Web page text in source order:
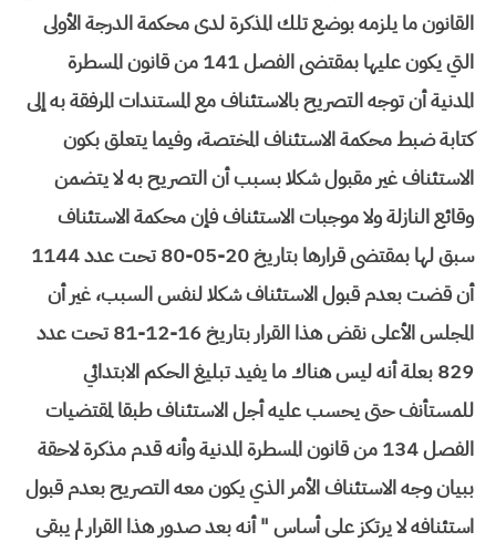
القانون ما يلزمه بوضع تلك المذكرة لدى محكمة الدرجة الأولى
التي يكون عليها بمقتضى الفصل 141 من قانون المسطرة
المدنية أن توجه التصريح بالاستئناف مع المستندات المرفقة به إلى
كتابة ضبط محكمة الاستئناف المختصة، وفيما يتعلق بكون
الاستئناف غير مقبول شكلا بسبب أن التصريح به لا يتضمن
وقائع النازلة ولا موجبات الاستئناف فإن محكمة الاستئناف
سبق لها بمقتضى قرارها بتاريخ 20-05-80 تحت عدد 1144
أن قضت بعدم قبول الاستئناف شكلا لنفس السبب، غير أن
المجلس الأعلى نقض هذا القرار بتاريخ 16-12-81 تحت عدد
829 بعلة أنه ليس هناك ما يفيد تبليغ الحكم الابتدائي
للمستأنف حتى يحسب عليه أجل الاستئناف طبقا لمقتضيات
الفصل 134 من قانون المسطرة المدنية وأنه قدم مذكرة لاحقة
ببيان وجه الاستئناف الأمر الذي يكون معه التصريح بعدم قبول
استئنافه لا يرتكز على أساس " أنه بعد صدور هذا القرار لم يبقى